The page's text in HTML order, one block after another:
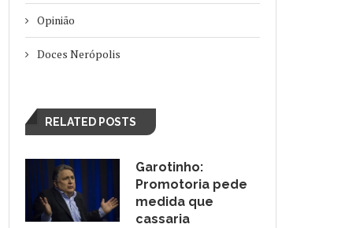
Opinião
Doces Nerópolis
RELATED POSTS
Garotinho:
Promotoria pede
medida que
cassaria